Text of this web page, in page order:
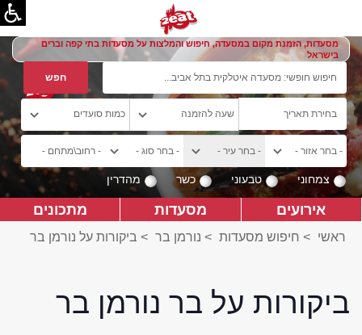
מסעדות, הזמנת מקום במסעדה, חיפוש והמלצות על מסעדות בתי קפה וברים
בישראל
צמחוני טבעוני כשר מהדרין
אירועים מסעדות מתכונים
ראשי > חיפוש מסעדות > נורמן בר > ביקורות על נורמן בר
ביקורות על בר נורמן בר